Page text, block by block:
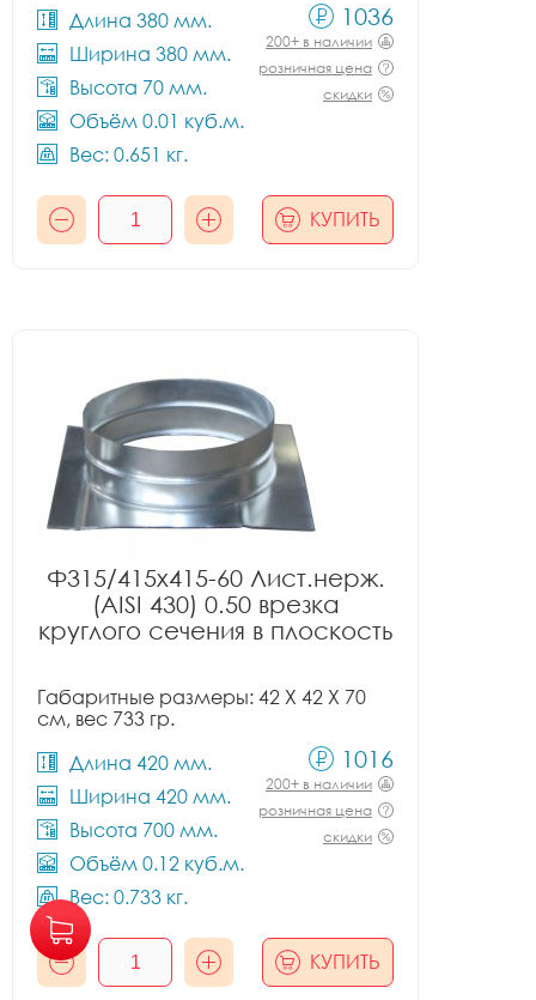
Длина 380 мм.
Ширина 380 мм.
Высота 70 мм.
Объём 0.01 куб.м.
Вес: 0.651 кг.
1036
200+ в наличии
розничная цена
скидки
КУПИТЬ
Ф315/415x415-60 Лист.нерж.
(AISI 430) 0.50 врезка
круглого сечения в плоскость
Габаритные размеры: 42 X 42 X 70
см, вес 733 гр.
Длина 420 мм.
Ширина 420 мм.
Высота 700 мм.
Объём 0.12 куб.м.
Вес: 0.733 кг.
1016
200+ в наличии
розничная цена
скидки
КУПИТЬ